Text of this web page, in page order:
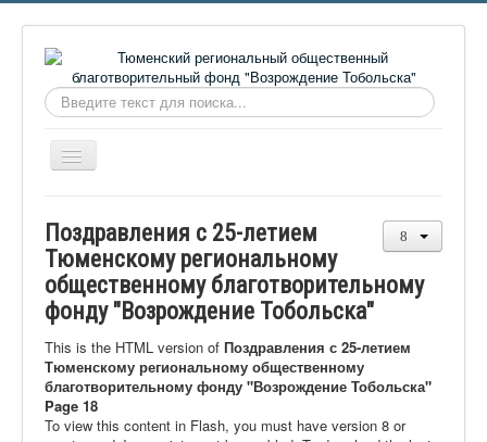
Искать...
Включить/
выключить
О фонде
Онлайн библиотека
Видеоматериалы
Контакты
Сайт проекта Достоевский
Ермаковополе.рф
Поздравления с 25-летием
Тюменскому региональному
общественному благотворительному
фонду "Возрождение Тобольска"
This is the HTML version of Поздравления с 25-летием
Тюменскому региональному общественному
благотворительному фонду "Возрождение Тобольска"
Page 18
To view this content in Flash, you must have version 8 or